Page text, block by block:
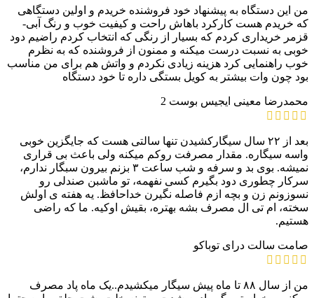
من این دستگاه به پیشنهاد خود فروشنده خریدم و اولین دستگاهی
که خریدم هست کارکرد باهاش راحت و کیفیت خوب و رنگ آبی-
قزمر خریداری کردم که بسیار از رنگی که انتخاب کردم راضیم دود
خوبی به نسبت درست میکنه و ممنون از فروشنده که به نظرم
خوب راهنمایی کرد هزینه زیادی نکردم و واتش هم برای من مناسب
بود چون وات بیشتر به کویل بستگی داره تا خود دستگاه
محمدرضا معینی ایجیس بوست 2
بعد از ۲۲ سال سیگارکشیدن تنها سالتی هست که جایگزین خوبی
واسه سیگاره. مقدار مصرفت رو‌کم میکنه ولی باعث بی قراری
نمیشه. بوی بد و سرفه و شب ساعت ۳ بزنم بیرون سبگار ندارم،
سرکار چطوری دود بگیرم کسی نفهمه، تو ماشبن صندلی رو
نسوزونم زن و بچه ازم فاصله نگیرن خداحافظ. یه هفته ی اولش
سخته، ام تی ال مصرف بشه بهتره، بقیش اوکیه. ما که راضی
هستیم.
صامت سالت درای توباکو
من از سال ۸۸ تا ماه پیش سیگار میکشیدم..یک ماه پاد مصرف